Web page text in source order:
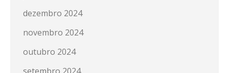
dezembro 2024
novembro 2024
outubro 2024